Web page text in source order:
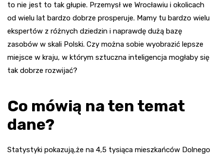
to nie jest to tak głupie. Przemysł we Wrocławiu i okolicach
od wielu lat bardzo dobrze prosperuje. Mamy tu bardzo wielu
ekspertów z różnych dziedzin i naprawdę dużą bazę
zasobów w skali Polski. Czy można sobie wyobrazić lepsze
miejsce w kraju, w którym sztuczna inteligencja mogłaby się
tak dobrze rozwijać?
Co mówią na ten temat
dane?
Statystyki pokazują,że na 4,5 tysiąca mieszkańców Dolnego